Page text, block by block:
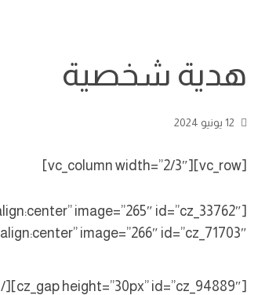
هدية شخصية
12 يونيو 2024
[vc_row][vc_column width=”2/3″]
align:center” image=”266″ id=”cz_71703″][/cz_image]